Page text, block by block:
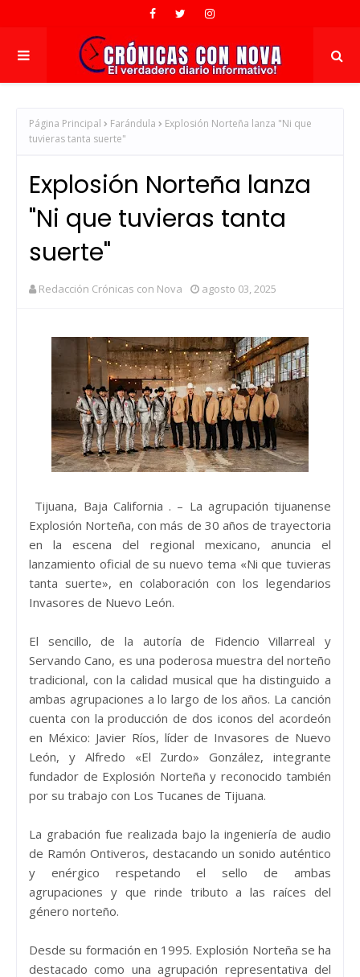
Página Principal Farándula
Explosión Norteña lanza "Ni que
tuvieras tanta suerte"
Explosión Norteña lanza
"Ni que tuvieras tanta
suerte"
Redacción Crónicas con Nova agosto 03, 2025
Tijuana, Baja California . – La agrupación tijuanense
Explosión Norteña, con más de 30 años de trayectoria
en la escena del regional mexicano, anuncia el
lanzamiento oficial de su nuevo tema «Ni que tuvieras
tanta suerte», en colaboración con los legendarios
Invasores de Nuevo León.
El sencillo, de la autoría de Fidencio Villarreal y
Servando Cano, es una poderosa muestra del norteño
tradicional, con la calidad musical que ha distinguido a
ambas agrupaciones a lo largo de los años. La canción
cuenta con la producción de dos iconos del acordeón
en México: Javier Ríos, líder de Invasores de Nuevo
León, y Alfredo «El Zurdo» González, integrante
fundador de Explosión Norteña y reconocido también
por su trabajo con Los Tucanes de Tijuana.
La grabación fue realizada bajo la ingeniería de audio
de Ramón Ontiveros, destacando un sonido auténtico
y enérgico respetando el sello de ambas
agrupaciones y que rinde tributo a las raíces del
género norteño.
Desde su formación en 1995. Explosión Norteña se ha
destacado como una agrupación representativa del